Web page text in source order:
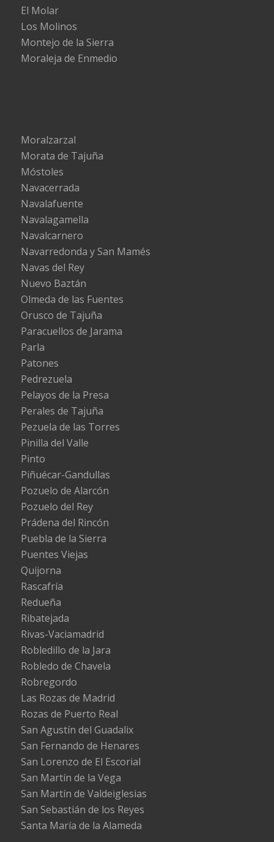
El Molar
Los Molinos
Montejo de la Sierra
Moraleja de Enmedio
Moralzarzal
Morata de Tajuña
Móstoles
Navacerrada
Navalafuente
Navalagamella
Navalcarnero
Navarredonda y San Mamés
Navas del Rey
Nuevo Baztán
Olmeda de las Fuentes
Orusco de Tajuña
Paracuellos de Jarama
Parla
Patones
Pedrezuela
Pelayos de la Presa
Perales de Tajuña
Pezuela de las Torres
Pinilla del Valle
Pinto
Piñuécar-Gandullas
Pozuelo de Alarcón
Pozuelo del Rey
Prádena del Rincón
Puebla de la Sierra
Puentes Viejas
Quijorna
Rascafría
Redueña
Ribatejada
Rivas-Vaciamadrid
Robledillo de la Jara
Robledo de Chavela
Robregordo
Las Rozas de Madrid
Rozas de Puerto Real
San Agustín del Guadalix
San Fernando de Henares
San Lorenzo de El Escorial
San Martín de la Vega
San Martín de Valdeiglesias
San Sebastián de los Reyes
Santa María de la Alameda